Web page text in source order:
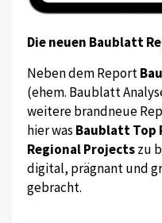
Die neuen Baublatt
Neben dem Report
(ehem. Baublatt
weitere brandneue
hier was Baublatt Top
Regional Projectszu
digital, prägnant und
gebracht.